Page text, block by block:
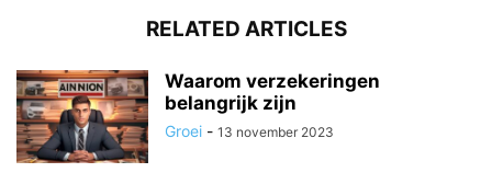
RELATED ARTICLES
Waarom verzekeringen
belangrijk zijn
Groei - 13 november 2023